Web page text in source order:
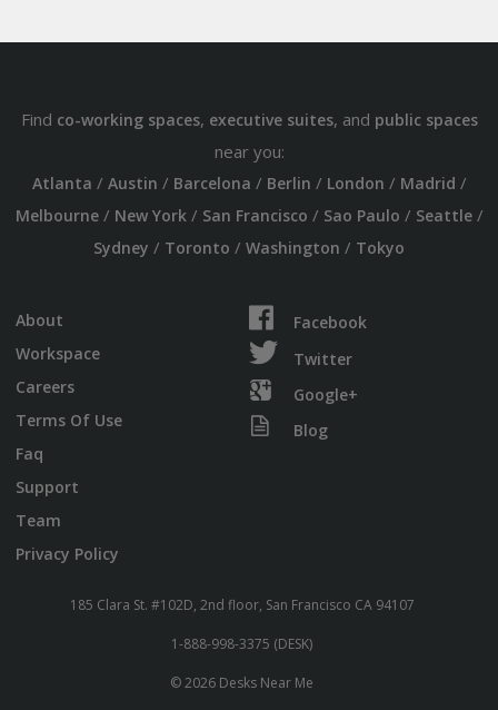
Find co-working spaces, executive suites, and public spaces
near you:
Atlanta / Austin / Barcelona / Berlin / London / Madrid /
Melbourne/ New York/ San Francisco / Sao Paulo / Seattle/
Sydney / Toronto / Washington / Tokyo
About
Workspace
Careers
Terms Of Use
Faq
Support
Team
Privacy Policy
Facebook
Twitter
Google+
Blog
185 Clara St. #102D, 2nd floor, San Francisco CA 94107
1-888-998-3375 (DESK)
© 2026 Desks Near Me